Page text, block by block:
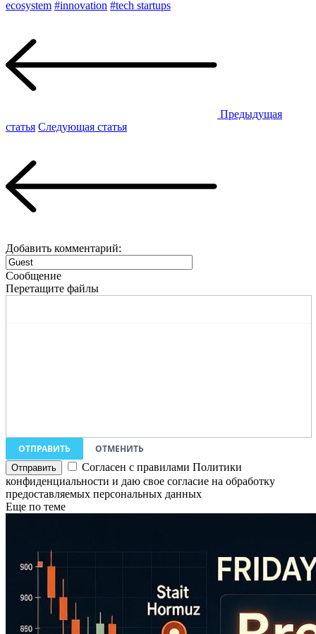
ecosystem #innovation #tech startups
Предыдущая
статья Следующая статья
Добавить комментарий:
Сообщение
Перетащите файлы
ОТПРАВИТЬ
ОТМЕНИТЬ
Согласен с правилами Политики
конфиденциальности и даю свое согласие на обработку
предоставляемых персональных данных
Еще по теме